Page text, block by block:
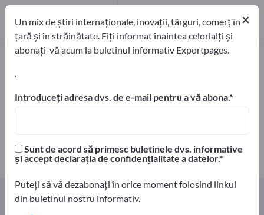
Ciuperci – găsiți producători și
furnizori
exportatori Producători
2
Producători15
Distribuitori2
Home
Produse alimentare şi băuturi
Alimente vegetale
Ciuperci
×
Un mix de știri internaționale, inovații, târguri, comerț în
țară și în străinătate. Fiți informat înaintea celorlalți și
abonați-vă acum la buletinul informativ Exportpages.
.
Introduceți adresa dvs. de e-mail pentru a vă abona.
Sunt de acord să primesc buletinele dvs. informative
și accept declarația de confidențialitate a datelor.
Puteți să vă dezabonați în orice moment folosind linkul
din buletinul nostru informativ.